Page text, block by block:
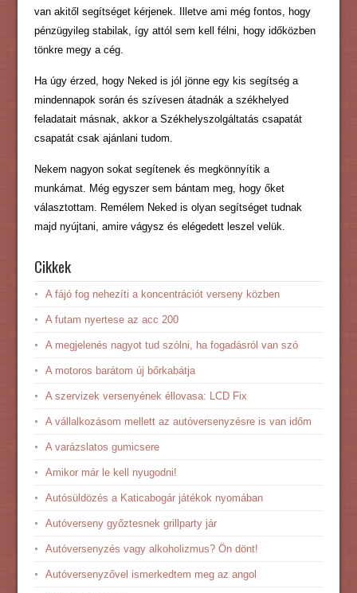
van akitől segítséget kérjenek. Illetve ami még fontos, hogy
pénzügyileg stabilak, így attól sem kell félni, hogy időközben
tönkre megy a cég.
Ha úgy érzed, hogy Neked is jól jönne egy kis segítség a
mindennapok során és szívesen átadnák a székhelyed
feladatait másnak, akkor a Székhelyszolgáltatás csapatát
csapatát csak ajánlani tudom.
Nekem nagyon sokat segítenek és megkönnyítik a
munkámat. Még egyszer sem bántam meg, hogy őket
választottam. Remélem Neked is olyan segítséget tudnak
majd nyújtani, amire vágysz és elégedett leszel velük.
Cikkek
A fájó fog nehezíti a koncentrációt verseny közben
A futam nyertese az acc 200
A megjelenés nagyot tud szólni, ha fogadásról van szó
A motoros barátom új bőrkabátja
A szervizek versenyének éllovasa: LCD Fix
A vállalkozásom mellett az autóversenyzésre is van időm
A varázslatos gumicsere
Amikor már le kell nyugodni!
Autósüldözés a Katicabogár játékok nyomában
Autóverseny győztesnek grillparty jár
Autóversenyzés vagy alkoholizmus? Ön dönt!
Autóversenyzővel ismerkedtem meg az angol